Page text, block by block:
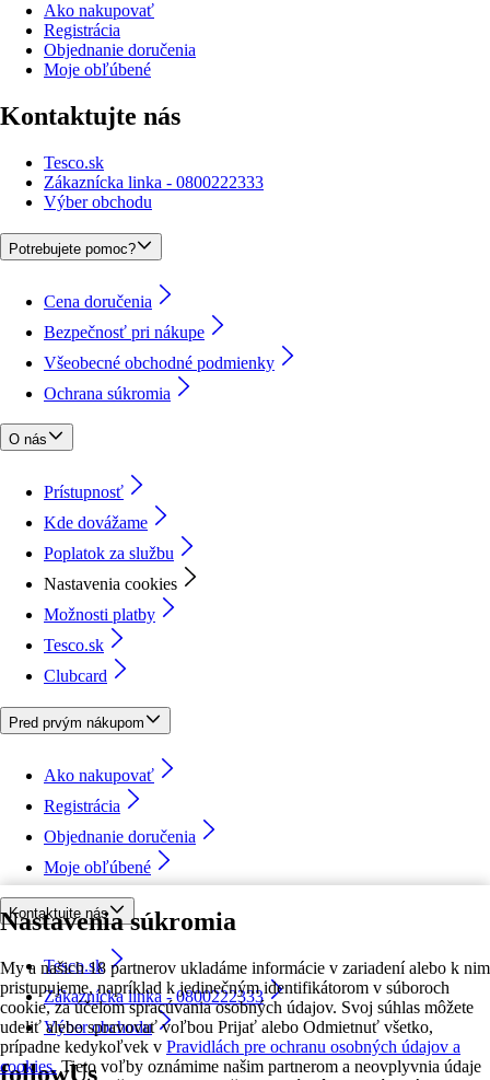
Nastavenia súkromia
My a našich 18 partnerov ukladáme informácie v zariadení alebo k nim
pristupujeme, napríklad k jedinečným identifikátorom v súboroch
cookie, za účelom spracúvania osobných údajov. Svoj súhlas môžete
udeliť alebo spravovať voľbou Prijať alebo Odmietnuť všetko,
prípadne kedykoľvek v Pravidlách pre ochranu osobných údajov a
cookies. Tieto voľby oznámime našim partnerom a neovplyvnia údaje
Ako nakupovať
Registrácia
Objednanie doručenia
Moje obľúbené
Kontaktujte nás
Tesco.sk
Zákaznícka linka - 0800222333
Výber obchodu
Potrebujete pomoc?
Cena doručenia
Bezpečnosť pri nákupe
Všeobecné obchodné podmienky
Ochrana súkromia
O nás
Prístupnosť
Kde dovážame
Poplatok za službu
Nastavenia cookies
Možnosti platby
Tesco.sk
Clubcard
Pred prvým nákupom
Ako nakupovať
Registrácia
Objednanie doručenia
Moje obľúbené
Kontaktujte nás
Tesco.sk
Zákaznícka linka - 0800222333
Výber obchodu
followUs